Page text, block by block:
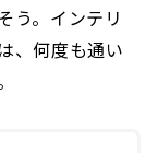
う。インテリ
、何度も通い